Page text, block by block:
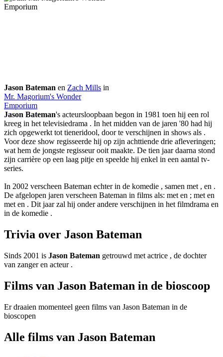
Jason Bateman en Zach Mills in
Mr. Magorium's Wonder
Emporium
Jason Bateman's acteursloopbaan begon in 1981 toen hij een rol
kreeg in het televisiedrama . In het midden van de jaren '80 had hij
zich opgewerkt tot tieneridool, door te verschijnen in shows als .
Voor deze show regisseerde hij op zijn achttiende drie afleveringen;
wat hem de jongste regisseur ooit maakte. De tien jaar daarna stond
zijn carrière op een laag pitje en speelde hij enkel in een aantal tv-
series.
In 2002 verscheen Bateman echter in de komedie , samen met , en .
De afgelopen jaren verscheen Bateman in films als: met en ; met en
met en . Dit jaar zal hij onder andere verschijnen in het filmdrama en
in de komedie .
Trivia over Jason Bateman
Sinds 2001 is Jason Bateman getrouwd met actrice , de dochter
van zanger en acteur .
Films van Jason Bateman in de bioscoop
Er draaien momenteel geen films van Jason Bateman in de
bioscopen
Alle films van Jason Bateman